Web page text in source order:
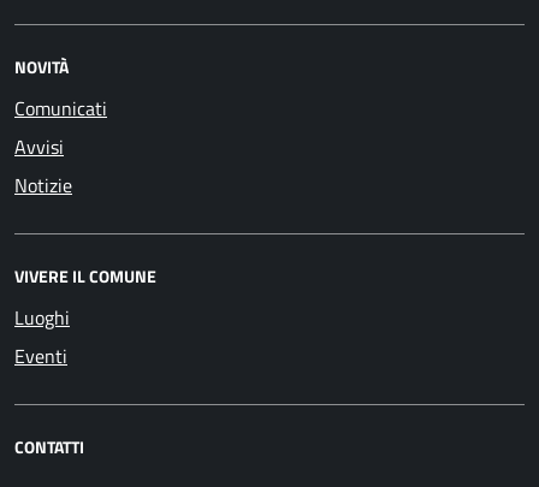
NOVITÀ
Comunicati
Avvisi
Notizie
VIVERE IL COMUNE
Luoghi
Eventi
CONTATTI